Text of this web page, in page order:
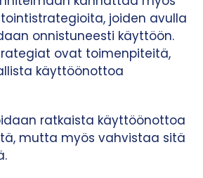
joiden avulla
onnistuneesti käyttöön.
ovat toimenpiteitä,
käyttöönottoa
ratkaista käyttöönottoa
mutta myös vahvistaa sitä